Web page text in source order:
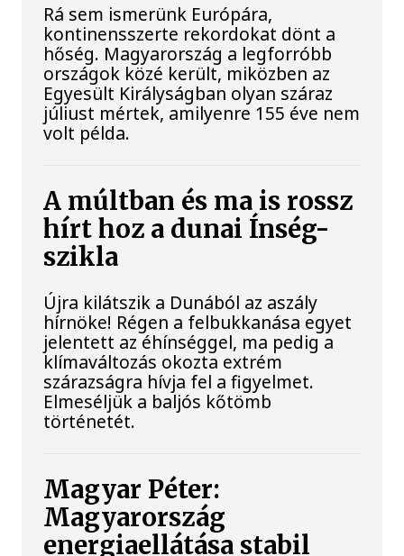
Rá sem ismerünk Európára,
kontinensszerte rekordokat dönt a
hőség. Magyarország a legforróbb
országok közé került, miközben az
Egyesült Királyságban olyan száraz
júliust mértek, amilyenre 155 éve nem
volt példa.
A múltban és ma is rossz
hírt hoz a dunai Ínség-
szikla
Újra kilátszik a Dunából az aszály
hírnöke! Régen a felbukkanása egyet
jelentett az éhínséggel, ma pedig a
klímaváltozás okozta extrém
szárazságra hívja fel a figyelmet.
Elmeséljük a baljós kőtömb
történetét.
Magyar Péter:
Magyarország
energiaellátása stabil